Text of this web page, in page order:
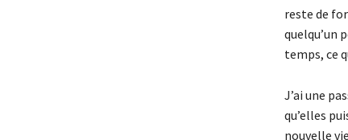
reste de
quelqu’un
temps, ce
J’ai une
qu’elles
nouvelle